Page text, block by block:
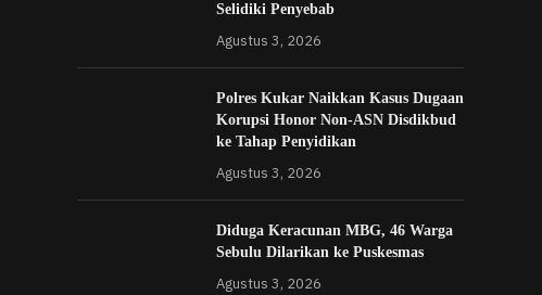
Selidiki Penyebab
Agustus 3, 2026
Polres Kukar Naikkan Kasus Dugaan
Korupsi Honor Non-ASN Disdikbud
ke Tahap Penyidikan
Agustus 3, 2026
Diduga Keracunan MBG, 46 Warga
Sebulu Dilarikan ke Puskesmas
Agustus 3, 2026